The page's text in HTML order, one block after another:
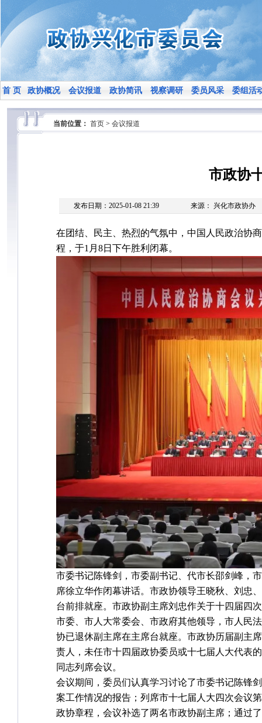
首 页 政协概况 会议报道 政协简讯 视察调研 委员风采 委组活
当前位置： 首页 > 会议报道
市政协
发布日期：2025-01-08 21:39 来源： 兴化市政协办
在团结、民主、热烈的气氛中，中国人民政治协
程，于1月8日下午胜利闭幕。
市委书记陈锋剑，市委副书记、代市长邵剑峰，
席徐立华作闭幕讲话。市政协领导王晓秋、刘忠
台前排就座。市政协副主席刘忠作关于十四届四
市委、市人大常委会、市政府其他领导，市人民
协已退休副主席在主席台就座。市政协历届副主
责人，未任市十四届政协委员或十七届人大代表
同志列席会议。
会议期间，委员们认真学习讨论了市委书记陈锋
案工作情况的报告；列席市十七届人大四次会议
政协章程，会议补选了两名市政协副主席；通过